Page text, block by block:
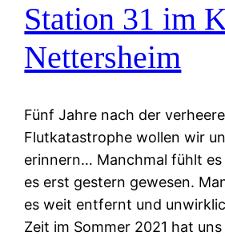
Station 31 im
Nettersheim
Fünf Jahre nach der
Flutkatastrophe wollen wir
erinnern… Manchmal fühlt es
es erst gestern gewesen.
es weit entfernt und
Zeit im Sommer 2021 hat